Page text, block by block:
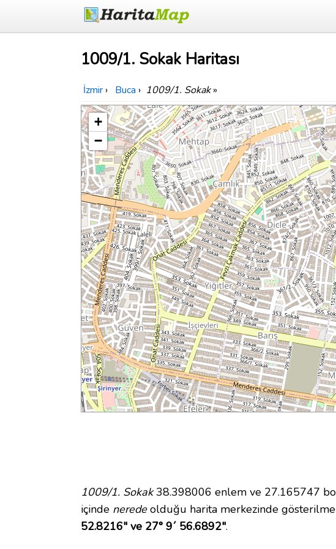
1009/1. Sokak Haritası
İzmir › Buca › 1009/1. Sokak»
+
−
1009/1. Sokak38.398006 enlem ve 27.165747
içinde neredeolduğu harita merkezinde
52.8216" ve 27° 9´ 56.6892".